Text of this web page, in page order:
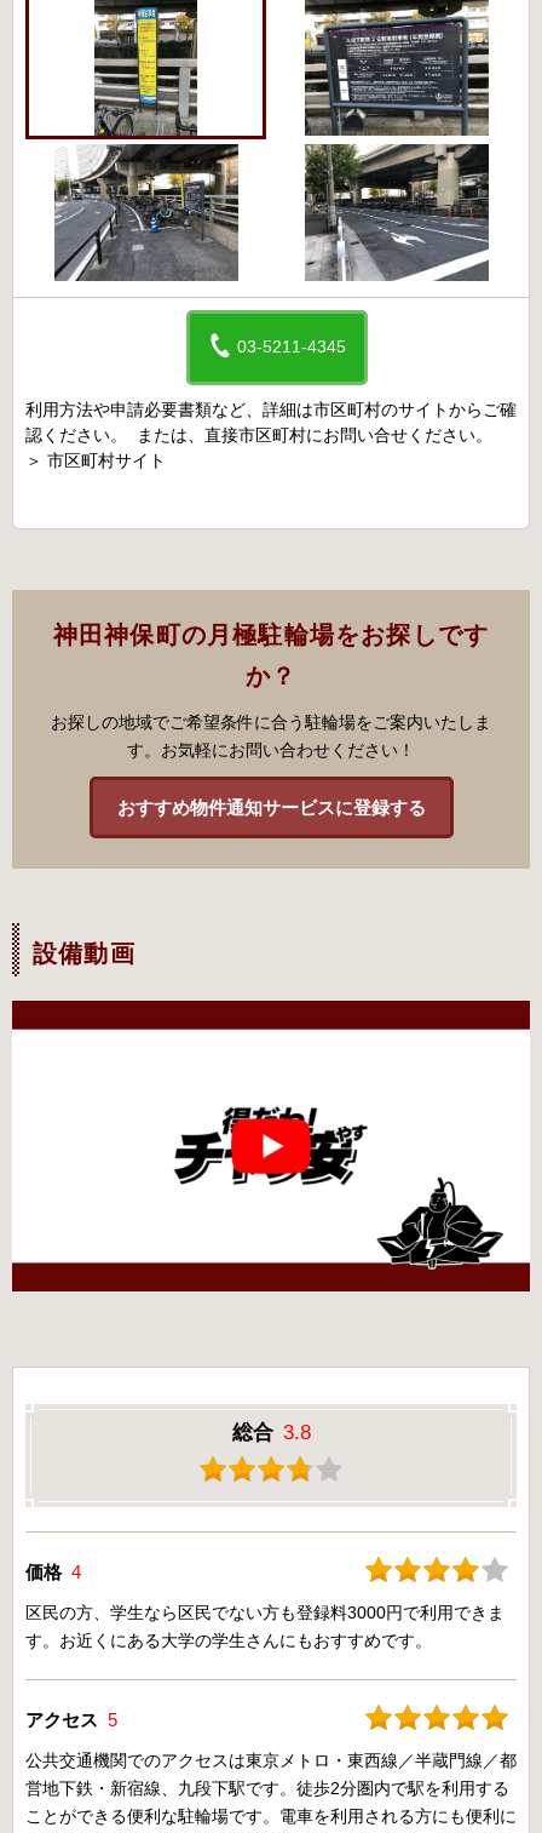
03-5211-4345
利用方法や申請必要書類など、詳細は市区町村のサイトからご確
認ください。 または、直接市区町村にお問い合せください。
＞ 市区町村サイト
神田神保町の月極駐輪場をお探しです
か？
お探しの地域でご希望条件に合う駐輪場をご案内いたしま
す。お気軽にお問い合わせください！
おすすめ物件通知サービスに登録する
設備動画
総合 3.8
価格 4
区民の方、学生なら区民でない方も登録料3000円で利用できま
す。お近くにある大学の学生さんにもおすすめです。
アクセス 5
公共交通機関でのアクセスは東京メトロ・東西線／半蔵門線／都
営地下鉄・新宿線、九段下駅です。徒歩2分圏内で駅を利用する
ことができる便利な駐輪場です。電車を利用される方にも便利に